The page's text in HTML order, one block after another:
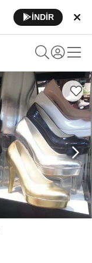
İNDİR